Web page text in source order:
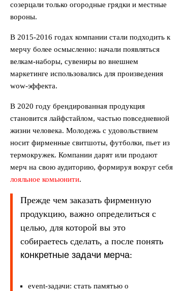
созерцали только огородные грядки и местные
вороны.
В 2015-2016 годах компании стали подходить к
мерчу более осмысленно: начали появляться
велкам-наборы, сувениры во внешнем
маркетинге использовались для произведения
wow-эффекта.
В 2020 году брендированная продукция
становится лайфстайлом, частью повседневной
жизни человека. Молодежь с удовольствием
носит фирменные свитшоты, футболки, пьет из
термокружек. Компании дарят или продают
мерч на свою аудиторию, формируя вокруг себя
лояльное комьюнити.
Прежде чем заказать фирменную
продукцию, важно определиться с
целью, для которой вы это
собираетесь сделать, а после понять
конкретные задачи мерча:
event-задачи: стать памятью о